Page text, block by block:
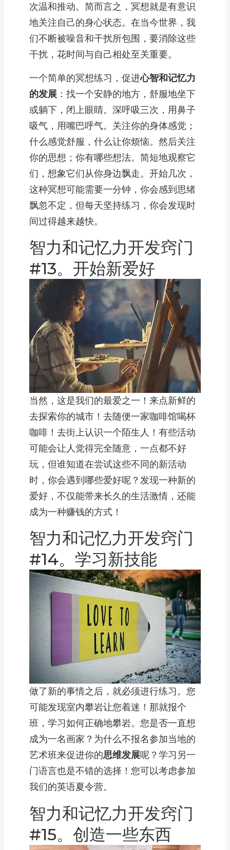
次温和推动。简而言之，冥想就是有意识
地关注自己的身心状态。在当今世界，我
们不断被噪音和干扰所包围，要消除这些
干扰，花时间与自己相处至关重要。
一个简单的冥想练习，促进心智和记忆力
的发展 ：找一个安静的地方，舒服地坐下
或躺下，闭上眼睛。深呼吸三次，用鼻子
吸气，用嘴巴呼气。关注你的身体感觉；
什么感觉舒服，什么让你烦恼。然后关注
你的思想；你有哪些想法。简短地观察它
们，想象它们从你身边飘走。开始几次，
这种冥想可能需要一分钟，你会感到思绪
飘忽不定，但每天坚持练习，你会发现时
间过得越来越快。
智力和记忆力开发窍门
#13。开始新爱好
当然，这是我们的最爱之一！来点新鲜的
去探索你的城市！去随便一家咖啡馆喝杯
咖啡！去街上认识一个陌生人！有些活动
可能会让人觉得完全随意，一点都不好
玩，但谁知道在尝试这些不同的新活动
时，你会遇到哪些爱好呢？发现一种新的
爱好，不仅能带来长久的生活激情，还能
成为一种赚钱的方式！
智力和记忆力开发窍门
#14。学习新技能
做了新的事情之后，就必须进行练习。您
可能发现室内攀岩让您着迷！那就报个
班，学习如何正确地攀岩。您是否一直想
成为一名画家？为什么不报名参加当地的
艺术班来促进你的思维发展呢？学习另一
门语言也是不错的选择！您可以考虑参加
我们的英语夏令营。
智力和记忆力开发窍门
#15。创造一些东西